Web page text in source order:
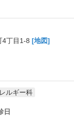
4丁目1-8 [地図]
ルギー科
日